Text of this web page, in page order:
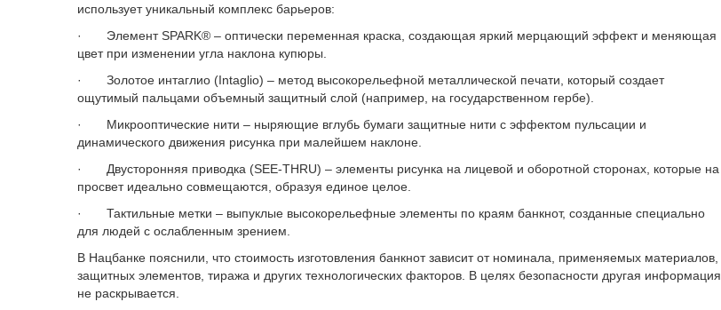
использует уникальный комплекс барьеров:
· Элемент SPARK® – оптически переменная краска, создающая яркий мерцающий эффект и меняющая
цвет при изменении угла наклона купюры.
· Золотое интаглио (Intaglio) – метод высокорельефной металлической печати, который создает
ощутимый пальцами объемный защитный слой (например, на государственном гербе).
· Микрооптические нити – ныряющие вглубь бумаги защитные нити с эффектом пульсации и
динамического движения рисунка при малейшем наклоне.
· Двусторонняя приводка (SEE-THRU) – элементы рисунка на лицевой и оборотной сторонах, которые на
просвет идеально совмещаются, образуя единое целое.
· Тактильные метки – выпуклые высокорельефные элементы по краям банкнот, созданные специально
для людей с ослабленным зрением.
В Нацбанке пояснили, что стоимость изготовления банкнот зависит от номинала, применяемых материалов,
защитных элементов, тиража и других технологических факторов. В целях безопасности другая информация
не раскрывается.